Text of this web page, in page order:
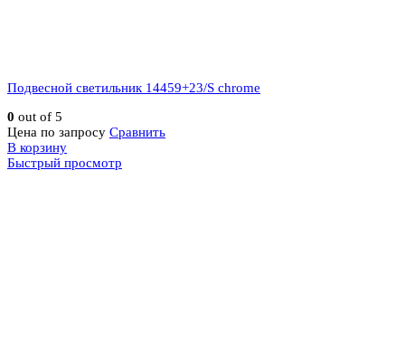
Подвесной светильник 14459+23/S chrome
0 out of 5
Цена по запросу Сравнить
В корзину
Быстрый просмотр